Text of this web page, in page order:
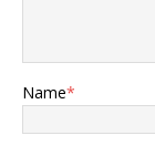
Name*